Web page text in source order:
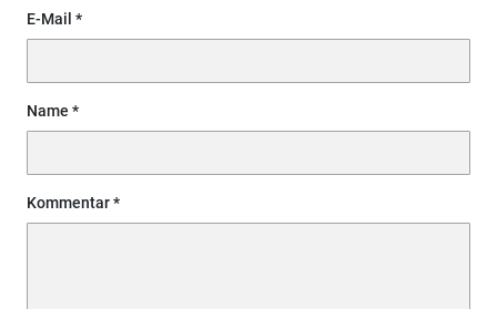
E-Mail
Name
Kommentar